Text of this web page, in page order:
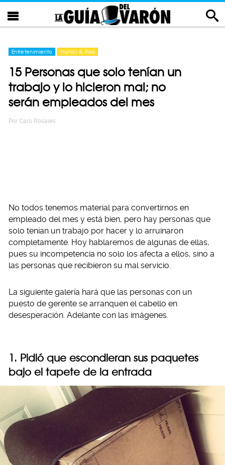
Entretenimiento Humor & Risa
15 Personas que solo tenían un
trabajo y lo hicieron mal; no
serán empleados del mes
Por Caro Rosales
No todos tenemos material para convertirnos en
empleado del mes y está bien, pero hay personas que
solo tenían un trabajo por hacer y lo arruinaron
completamente. Hoy hablaremos de algunas de ellas,
pues su incompetencia no solo los afecta a ellos, sino a
las personas que recibieron su mal servicio.
La siguiente galería hará que las personas con un
puesto de gerente se arranquen el cabello en
desesperación. Adelante con las imágenes.
1. Pidió que escondieran sus paquetes
bajo el tapete de la entrada